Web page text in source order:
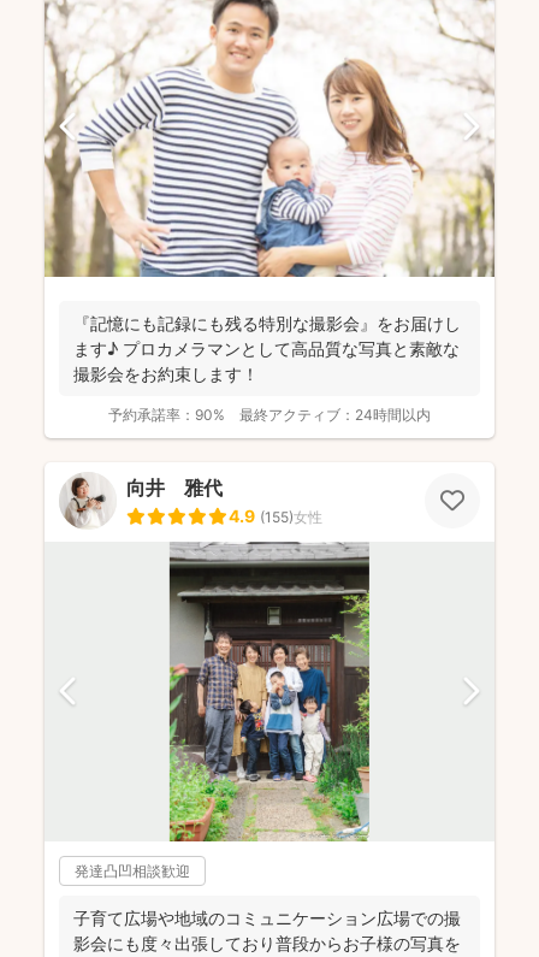
『記憶にも記録にも残る特別な撮影会』をお届けし
ます♪ プロカメラマンとして高品質な写真と素敵な
撮影会をお約束します！
予約承諾率： 90% 最終アクティブ： 24時間以内
向井 雅代
4.9 (155)女性
発達凸凹相談歓迎
子育て広場や地域のコミュニケーション広場での撮
影会にも度々出張しており普段からお子様の写真を